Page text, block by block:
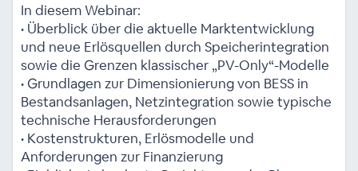
In diesem Webinar:
• Überblick über die aktuelle Marktentwicklung
und neue Erlösquellen durch Speicherintegration
sowie die Grenzen klassischer „PV-Only“-Modelle
• Grundlagen zur Dimensionierung von BESS in
Bestandsanlagen, Netzintegration sowie typische
technische Herausforderungen
• Kostenstrukturen, Erlösmodelle und
Anforderungen zur Finanzierung